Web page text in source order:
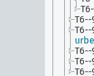
T6--
T6--
T6--
T6--
T6--